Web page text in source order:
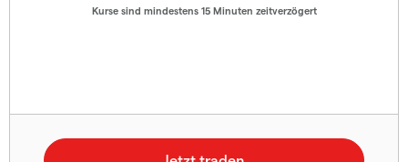
Kurse sind mindestens 15 Minuten zeitverzögert